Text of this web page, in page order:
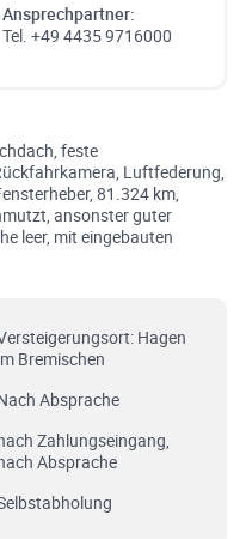
Ansprechpartner:
Tel. +49 4435 9716000
feste
Luftfederung,
81.324 km,
ansonster guter
leer, mit eingebauten
Hagen
Bremischen
Absprache
Zahlungseingang,
Absprache